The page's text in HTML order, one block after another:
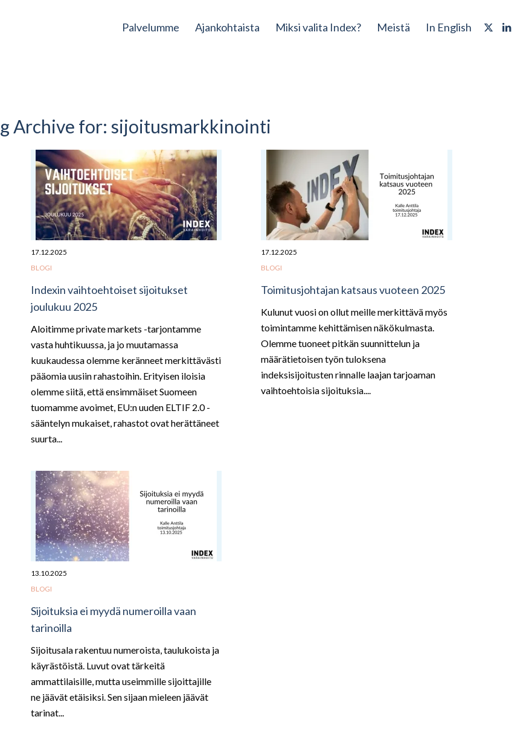
Palvelumme Ajankohtaista Miksi valita Index? Meistä In English
Archive for: sijoitusmarkkinointi
17.12.2025
BLOGI
Indexin vaihtoehtoiset sijoitukset
joulukuu 2025
Aloitimme private markets -tarjontamme
vasta huhtikuussa, ja jo muutamassa
kuukaudessa olemme keränneet merkittävästi
pääomia uusiin rahastoihin. Erityisen iloisia
olemme siitä, että ensimmäiset Suomeen
tuomamme avoimet, EU:n uuden ELTIF 2.0 -
sääntelyn mukaiset, rahastot ovat herättäneet
suurta...
17.12.2025
BLOGI
Toimitusjohtajan katsaus vuoteen 2025
Kulunut vuosi on ollut meille merkittävä myös
toimintamme kehittämisen näkökulmasta.
Olemme tuoneet pitkän suunnittelun ja
määrätietoisen työn tuloksena
indeksisijoitusten rinnalle laajan tarjoaman
vaihtoehtoisia sijoituksia....
13.10.2025
BLOGI
Sijoituksia ei myydä numeroilla vaan
tarinoilla
Sijoitusala rakentuu numeroista, taulukoista ja
käyrästöistä. Luvut ovat tärkeitä
ammattilaisille, mutta useimmille sijoittajille
ne jäävät etäisiksi. Sen sijaan mieleen jäävät
tarinat...